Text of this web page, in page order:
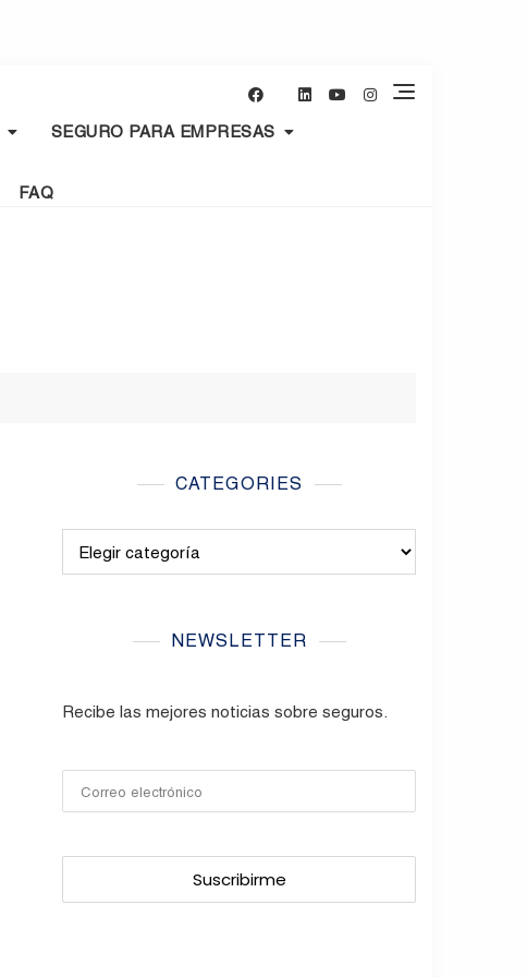
SEGURO PARA EMPRESAS
FAQ
CATEGORIES
NEWSLETTER
Recibe las mejores noticias sobre seguros.